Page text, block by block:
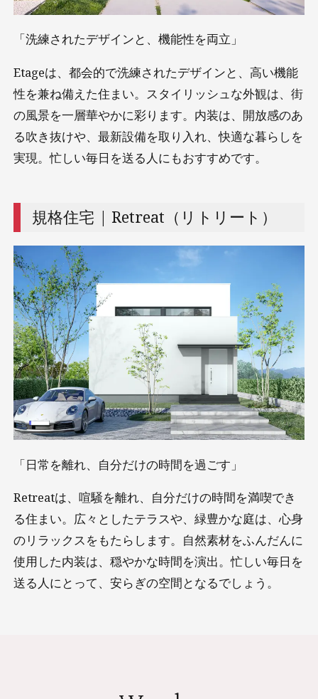
「洗練されたデザインと、機能性を両立」
Etageは、都会的で洗練されたデザインと、高い機能
性を兼ね備えた住まい。スタイリッシュな外観は、街
の風景を一層華やかに彩ります。内装は、開放感のあ
る吹き抜けや、最新設備を取り入れ、快適な暮らしを
実現。忙しい毎日を送る人にもおすすめです。
規格住宅 | Retreat（リトリート）
「日常を離れ、自分だけの時間を過ごす」
Retreatは、喧騒を離れ、自分だけの時間を満喫でき
る住まい。広々としたテラスや、緑豊かな庭は、心身
のリラックスをもたらします。自然素材をふんだんに
使用した内装は、穏やかな時間を演出。忙しい毎日を
送る人にとって、安らぎの空間となるでしょう。